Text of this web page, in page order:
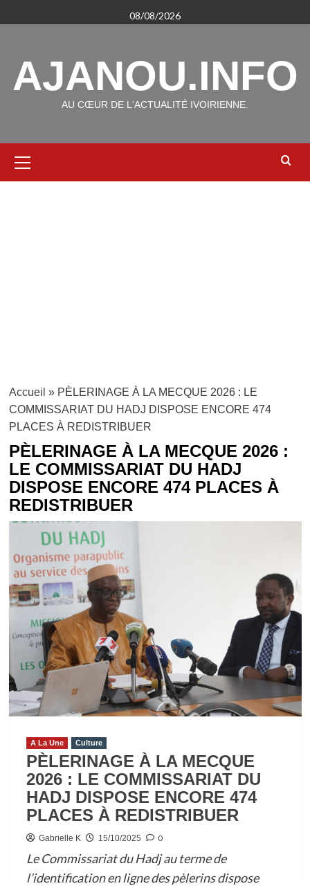
au
08/08/2026
AJANOU.INFO
AU CŒUR DE L'ACTUALITÉ IVOIRIENNE.
principal
Accueil » PÈLERINAGE À LA MECQUE 2026 : LE
COMMISSARIAT DU HADJ DISPOSE ENCORE 474
PLACES À REDISTRIBUER
PÈLERINAGE À LA MECQUE 2026 :
LE COMMISSARIAT DU HADJ
DISPOSE ENCORE 474 PLACES À
REDISTRIBUER
A La Une Culture
PÈLERINAGE À LA MECQUE
2026 : LE COMMISSARIAT DU
HADJ DISPOSE ENCORE 474
PLACES À REDISTRIBUER
Gabrielle K 15/10/2025 0
Le Commissariat du Hadj au terme de
l’identification en ligne des pèlerins dispose